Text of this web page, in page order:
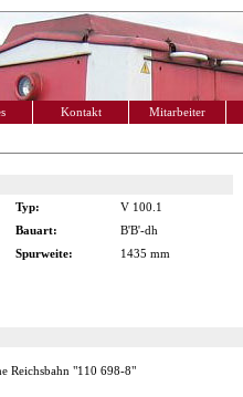
Kontakt Mitarbeiter
Typ: V 100.1
Bauart: B'B'-dh
Spurweite: 1435 mm
Reichsbahn "110 698-8"